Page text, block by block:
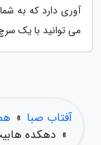
آوری دارد که به
می توانید با یک
آفتاب صبا »
» دهکده